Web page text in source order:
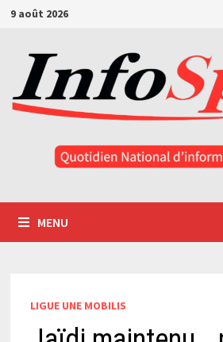
Passer
contenu
9 août 2026
MENU
LIGUE UNE MOBILIS